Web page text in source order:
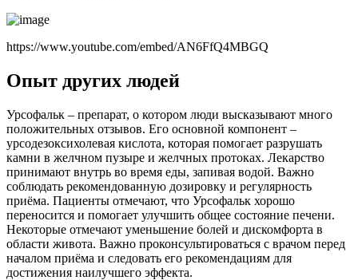
https://www.youtube.com/embed/AN6FfQ4MBGQ
Опыт других людей
Урсофальк – препарат, о котором люди высказывают много
положительных отзывов. Его основной компонент –
урсодезоксихолевая кислота, которая помогает разрушать
камни в желчном пузыре и желчных протоках. Лекарство
принимают внутрь во время еды, запивая водой. Важно
соблюдать рекомендованную дозировку и регулярность
приёма. Пациенты отмечают, что Урсофальк хорошо
переносится и помогает улучшить общее состояние печени.
Некоторые отмечают уменьшение болей и дискомфорта в
области живота. Важно проконсультироваться с врачом перед
началом приёма и следовать его рекомендациям для
достижения наилучшего эффекта.